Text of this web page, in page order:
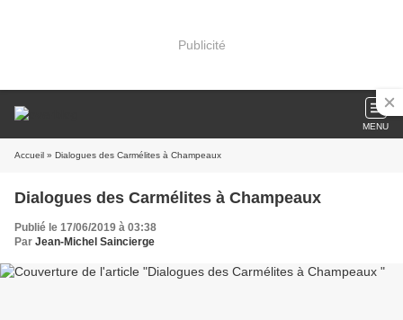
Publicité
MENU
Accueil » Dialogues des Carmélites à Champeaux
Dialogues des Carmélites à Champeaux
Publié le 17/06/2019 à 03:38
Par Jean-Michel Saincierge